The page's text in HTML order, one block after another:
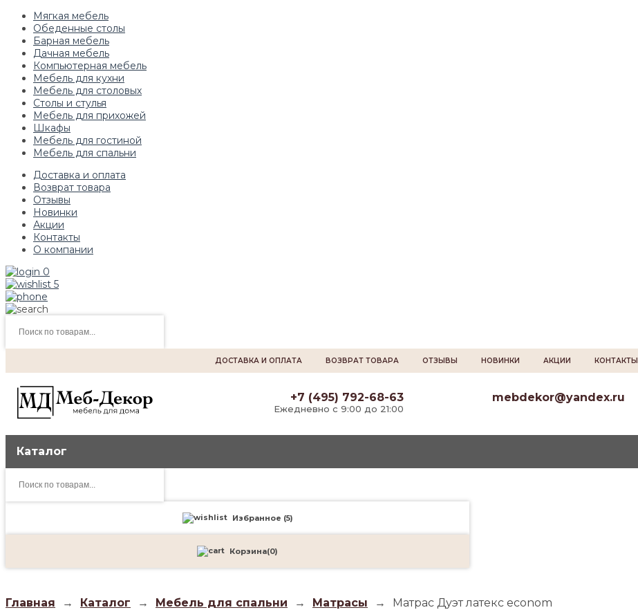
Мягкая мебель
Обеденные столы
Барная мебель
Дачная мебель
Компьютерная мебель
Мебель для кухни
Мебель для столовых
Столы и стулья
Мебель для прихожей
Шкафы
Мебель для гостиной
Мебель для спальни
Доставка и оплата
Возврат товара
Отзывы
Новинки
Акции
Контакты
О компании
0
5
товаров
ДОСТАВКА И ОПЛАТА ВОЗВРАТ ТОВАРА ОТЗЫВЫ НОВИНКИ АКЦИИ КОНТАКТЫ
+7 (495) 792-68-63
Ежедневно с 9:00 до 21:00
mebdekor@yandex.ru
Каталог
товаров
Избранное (5)
Корзина(0)
Главная → Каталог → Мебель для спальни → Матрасы → Матрас Дуэт латекс econom